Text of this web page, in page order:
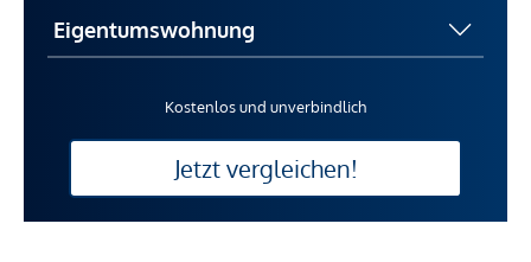
Kostenlos und unverbindlich
Jetzt vergleichen!